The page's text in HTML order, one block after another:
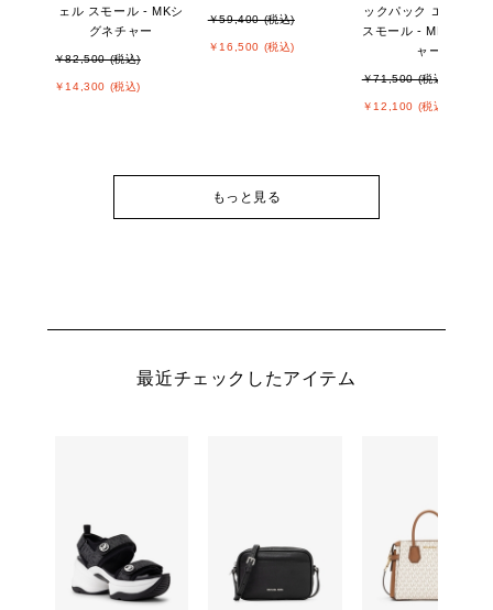
ェル スモール - MKシ
グネチャー
￥82,500 (税込)
￥14,300 (税込)
￥59,400 (税込)
￥16,500 (税込)
ックパック エクスト
スモール - MKシグネ
ャー
￥71,500 (税込)
￥12,100 (税込)
もっと見る
最近チェックしたアイテム